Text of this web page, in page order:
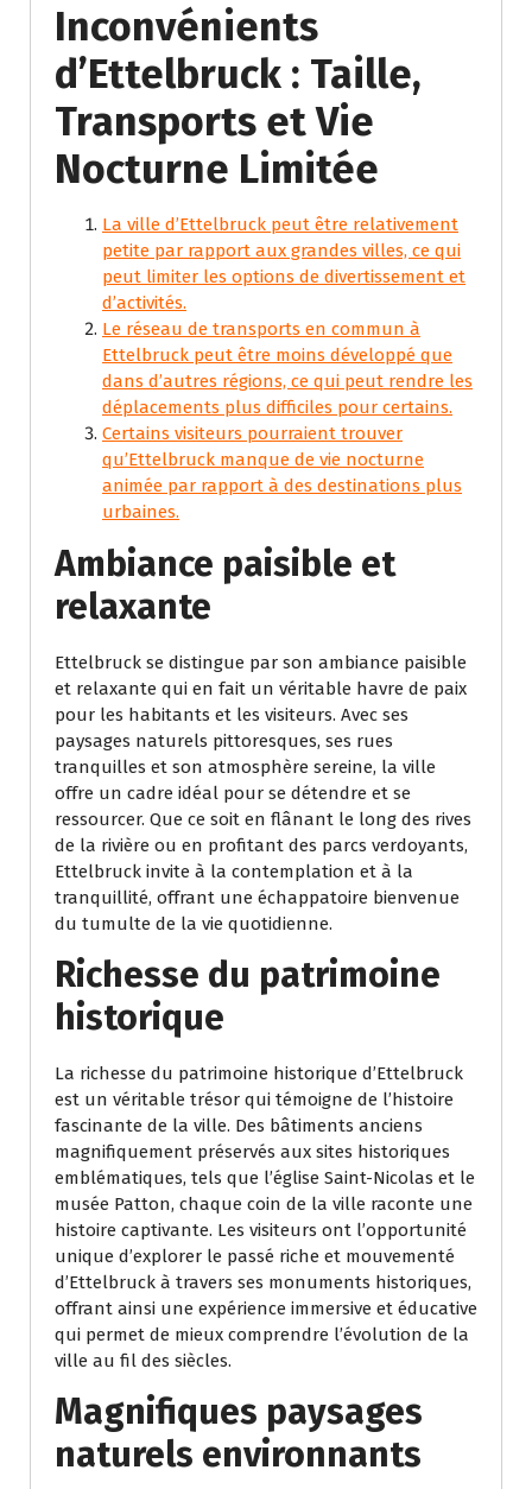
Inconvénients
d’Ettelbruck : Taille,
Transports et Vie
Nocturne Limitée
La ville d’Ettelbruck peut être relativement
petite par rapport aux grandes villes, ce qui
peut limiter les options de divertissement et
d’activités.
Le réseau de transports en commun à
Ettelbruck peut être moins développé que
dans d’autres régions, ce qui peut rendre les
déplacements plus difficiles pour certains.
Certains visiteurs pourraient trouver
qu’Ettelbruck manque de vie nocturne
animée par rapport à des destinations plus
urbaines.
Ambiance paisible et
relaxante
Ettelbruck se distingue par son ambiance paisible
et relaxante qui en fait un véritable havre de paix
pour les habitants et les visiteurs. Avec ses
paysages naturels pittoresques, ses rues
tranquilles et son atmosphère sereine, la ville
offre un cadre idéal pour se détendre et se
ressourcer. Que ce soit en flânant le long des rives
de la rivière ou en profitant des parcs verdoyants,
Ettelbruck invite à la contemplation et à la
tranquillité, offrant une échappatoire bienvenue
du tumulte de la vie quotidienne.
Richesse du patrimoine
historique
La richesse du patrimoine historique d’Ettelbruck
est un véritable trésor qui témoigne de l’histoire
fascinante de la ville. Des bâtiments anciens
magnifiquement préservés aux sites historiques
emblématiques, tels que l’église Saint-Nicolas et le
musée Patton, chaque coin de la ville raconte une
histoire captivante. Les visiteurs ont l’opportunité
unique d’explorer le passé riche et mouvementé
d’Ettelbruck à travers ses monuments historiques,
offrant ainsi une expérience immersive et éducative
qui permet de mieux comprendre l’évolution de la
ville au fil des siècles.
Magnifiques paysages
naturels environnants